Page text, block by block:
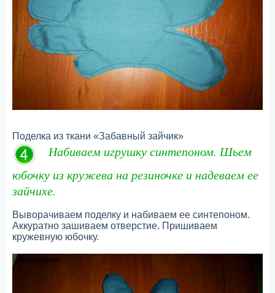
Поделка из ткани «Забавный зайчик»
Набиваем игрушку синтепоном. Шьем
юбочку из кружева на резиночке и надеваем ее
зайчихе.
Выворачиваем поделку и набиваем ее синтепоном.
Аккуратно зашиваем отверстие. Пришиваем
кружевную юбочку.